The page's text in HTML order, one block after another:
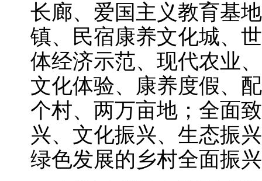
长廊、爱国主义教育基
镇、民宿康养文化城、
体经济示范、现代农业
文化体验、康养度假、
个村、两万亩地；全面
兴、文化振兴、生态振
绿色发展的乡村全面振